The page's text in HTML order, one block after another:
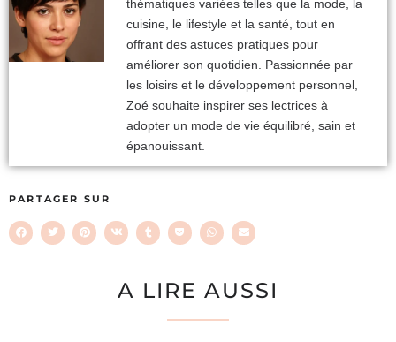
thématiques variées telles que la mode, la
cuisine, le lifestyle et la santé, tout en
offrant des astuces pratiques pour
améliorer son quotidien. Passionnée par
les loisirs et le développement personnel,
Zoé souhaite inspirer ses lectrices à
adopter un mode de vie équilibré, sain et
épanouissant.
PARTAGER SUR
A LIRE AUSSI